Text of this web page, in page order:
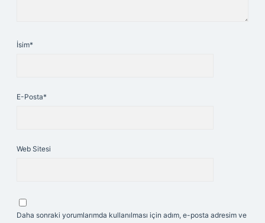
İsim*
E-Posta*
Web Sitesi
Daha sonraki yorumlarımda kullanılması için adım, e-posta adresim ve